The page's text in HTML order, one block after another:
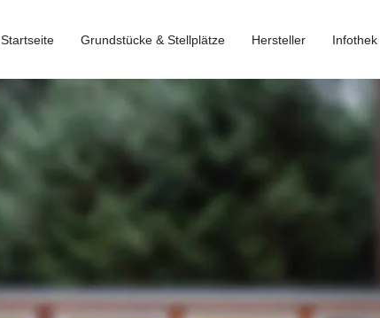
Startseite Grundstücke & Stellplätze Hersteller Infothek